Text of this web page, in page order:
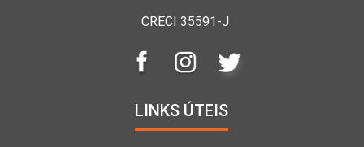
CRECI 35591-J
LINKS ÚTEIS